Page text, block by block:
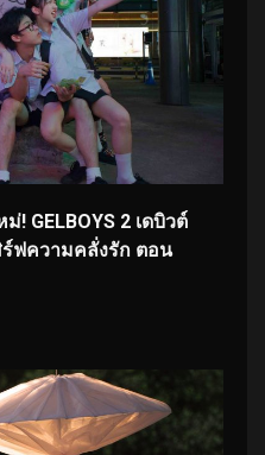
! GELBOYS 2 เดบิวต์
ร์ฟความคลั่งรัก ตอน